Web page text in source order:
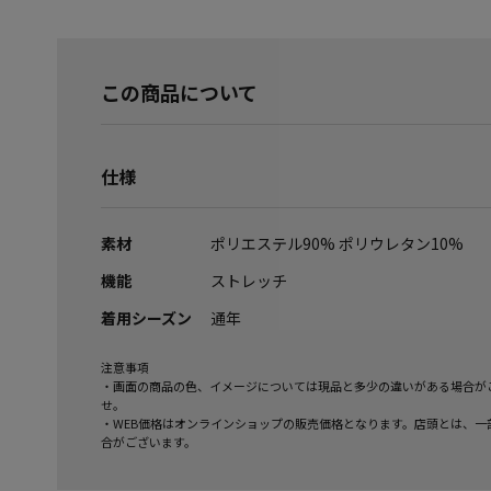
この商品について
仕様
素材
ポリエステル90% ポリウレタン10%
機能
ストレッチ
着用シーズン
通年
注意事項
・画面の商品の色、イメージについては現品と多少の違いがある場合
せ。
・WEB価格はオンラインショップの販売価格となります。店頭とは、
合がございます。